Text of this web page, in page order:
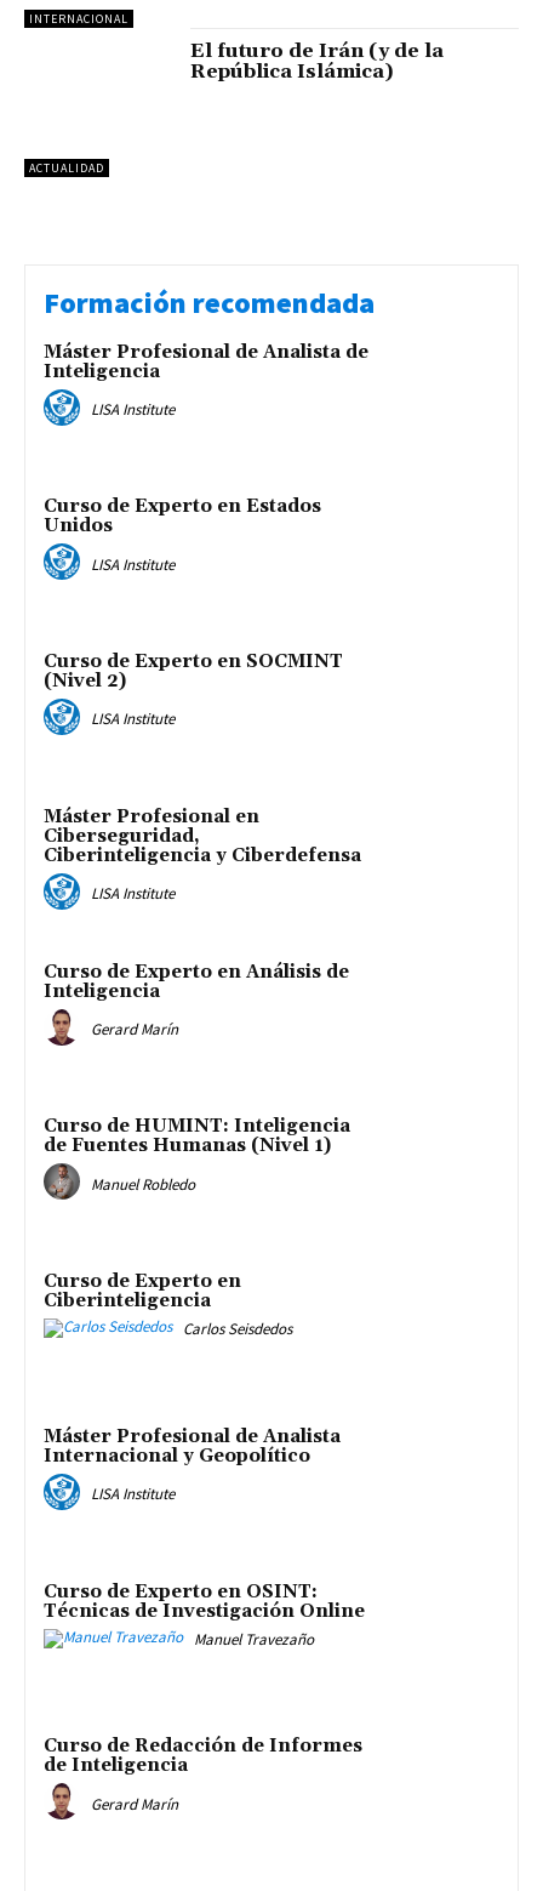
INTERNACIONAL
ACTUALIDAD
El futuro de Irán (y de la
República Islámica)
Formación recomendada
Máster Profesional de Analista de
Inteligencia
LISA Institute
Curso de Experto en Estados
Unidos
LISA Institute
Curso de Experto en SOCMINT
(Nivel 2)
LISA Institute
Máster Profesional en
Ciberseguridad,
Ciberinteligencia y Ciberdefensa
LISA Institute
Curso de Experto en Análisis de
Inteligencia
Gerard Marín
Curso de HUMINT: Inteligencia
de Fuentes Humanas (Nivel 1)
Manuel Robledo
Curso de Experto en
Ciberinteligencia
Carlos Seisdedos
Máster Profesional de Analista
Internacional y Geopolítico
LISA Institute
Curso de Experto en OSINT:
Técnicas de Investigación Online
Manuel Travezaño
Curso de Redacción de Informes
de Inteligencia
Gerard Marín